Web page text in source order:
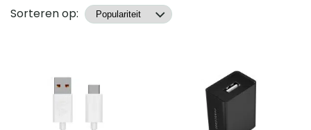
Producten
Sorteren op: